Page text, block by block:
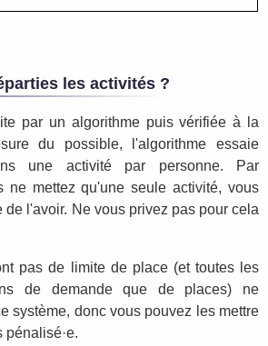
les activités ?
par un algorithme puis vérifiée à la
du possible, l'algorithme essaie
une activité par personne. Par
ne mettez qu'une seule activité, vous
de l'avoir. Ne vous privez pas pour cela
pas de limite de place (et toutes les
de demande que de places) ne
système, donc vous pouvez les mettre
pénalisé·e.